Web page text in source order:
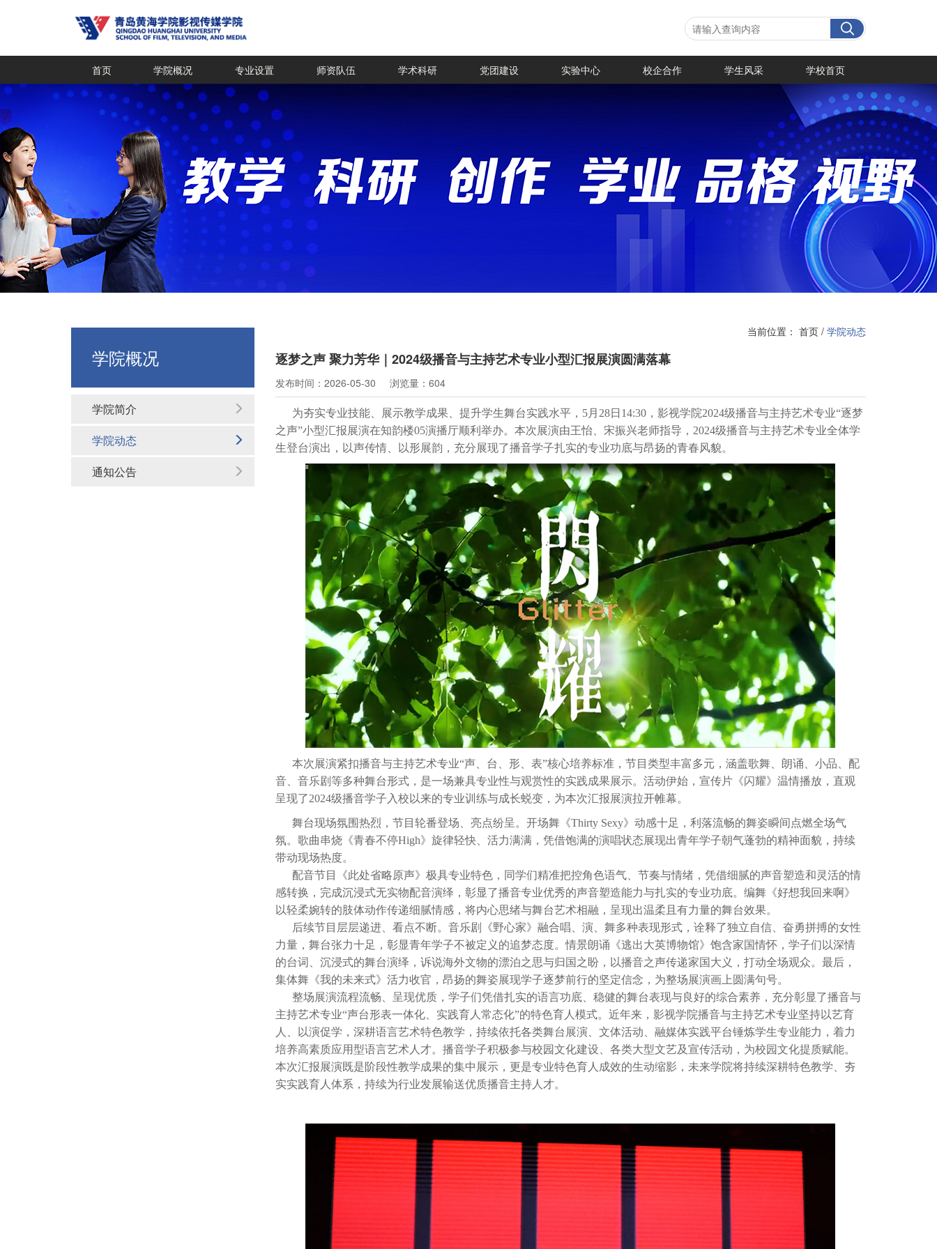
首页 学院概况 专业设置 师资队伍 学术科研 党团建设 实验中心 校企合作 学生风采 学校首页
学院概况
学院简介
学院动态
通知公告
当前位置： 首页 / 学院动态
逐梦之声 聚力芳华｜2024级播音与主持艺术专业小型汇报展演圆满落幕
发布时间：2026-05-30 浏览量：604
为夯实专业技能、展示教学成果、提升学生舞台实践水平，5月28日14:30，影视学院2024级播音与主持艺术专业“逐梦
之声”小型汇报展演在知韵楼05演播厅顺利举办。本次展演由王怡、宋振兴老师指导，2024级播音与主持艺术专业全体学
生登台演出，以声传情、以形展韵，充分展现了播音学子扎实的专业功底与昂扬的青春风貌。
本次展演紧扣播音与主持艺术专业“声、台、形、表”核心培养标准，节目类型丰富多元，涵盖歌舞、朗诵、小品、配
音、音乐剧等多种舞台形式，是一场兼具专业性与观赏性的实践成果展示。活动伊始，宣传片《闪耀》温情播放，直观
呈现了2024级播音学子入校以来的专业训练与成长蜕变，为本次汇报展演拉开帷幕。
舞台现场氛围热烈，节目轮番登场、亮点纷呈。开场舞《Thirty Sexy》动感十足，利落流畅的舞姿瞬间点燃全场气
氛。歌曲串烧《青春不停High》旋律轻快、活力满满，凭借饱满的演唱状态展现出青年学子朝气蓬勃的精神面貌，持续
带动现场热度。
配音节目《此处省略原声》极具专业特色，同学们精准把控角色语气、节奏与情绪，凭借细腻的声音塑造和灵活的情
感转换，完成沉浸式无实物配音演绎，彰显了播音专业优秀的声音塑造能力与扎实的专业功底。编舞《好想我回来啊》
以轻柔婉转的肢体动作传递细腻情感，将内心思绪与舞台艺术相融，呈现出温柔且有力量的舞台效果。
后续节目层层递进、看点不断。音乐剧《野心家》融合唱、演、舞多种表现形式，诠释了独立自信、奋勇拼搏的女性
力量，舞台张力十足，彰显青年学子不被定义的追梦态度。情景朗诵《逃出大英博物馆》饱含家国情怀，学子们以深情
的台词、沉浸式的舞台演绎，诉说海外文物的漂泊之思与归国之盼，以播音之声传递家国大义，打动全场观众。最后，
集体舞《我的未来式》活力收官，昂扬的舞姿展现学子逐梦前行的坚定信念，为整场展演画上圆满句号。
整场展演流程流畅、呈现优质，学子们凭借扎实的语言功底、稳健的舞台表现与良好的综合素养，充分彰显了播音与
主持艺术专业“声台形表一体化、实践育人常态化”的特色育人模式。近年来，影视学院播音与主持艺术专业坚持以艺育
人、以演促学，深耕语言艺术特色教学，持续依托各类舞台展演、文体活动、融媒体实践平台锤炼学生专业能力，着力
培养高素质应用型语言艺术人才。播音学子积极参与校园文化建设、各类大型文艺及宣传活动，为校园文化提质赋能。
本次汇报展演既是阶段性教学成果的集中展示，更是专业特色育人成效的生动缩影，未来学院将持续深耕特色教学、夯
实实践育人体系，持续为行业发展输送优质播音主持人才。